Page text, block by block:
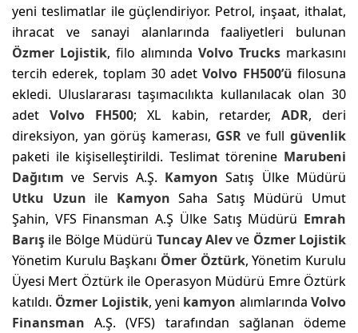
yeni teslimatlar ile güçlendiriyor. Petrol, inşaat, ithalat,
ihracat ve sanayi alanlarında faaliyetleri bulunan
Özmer Lojistik, filo alımında Volvo Trucks markasını
tercih ederek, toplam 30 adetVolvo FH500’ü filosuna
ekledi. Uluslararası taşımacılıkta kullanılacak olan 30
adetVolvo FH500; XL kabin, retarder, ADR, deri
direksiyon, yan görüş kamerası, GSR ve fullgüvenlik
paketi ile kişiselleştirildi. Teslimat törenine Marubeni
Dağıtım ve Servis A.Ş. Kamyon Satış Ülke Müdürü
Utku Uzun ile Kamyon Saha Satış Müdürü Umut
Şahin, VFS Finansman A.Ş Ülke Satış Müdürü Emrah
Barış ile Bölge Müdürü Tuncay Alevve Özmer Lojistik
Yönetim Kurulu Başkanı Ömer Öztürk, Yönetim Kurulu
Üyesi Mert Öztürk ile Operasyon Müdürü Emre Öztürk
katıldı. Özmer Lojistik, yeni kamyon alımlarındaVolvo
Finansman A.Ş. (VFS) tarafından sağlanan ödeme